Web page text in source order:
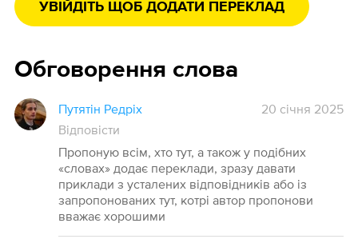
УВІЙДІТЬ ЩОБ ДОДАТИ ПЕРЕКЛАД
Обговорення слова
Путятін Редріх
20 січня 2025
Відповісти
Пропоную всім, хто тут, а також у подібних
«словах» додає переклади, зразу давати
приклади з усталених відповідників або із
запропонованих тут, котрі автор пропонови
вважає хорошими